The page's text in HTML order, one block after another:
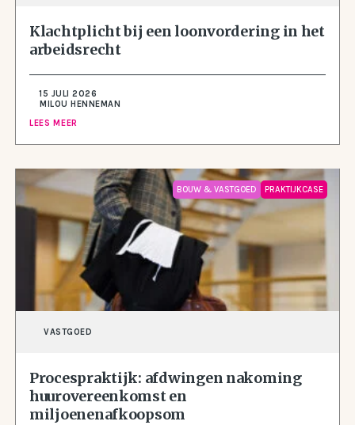
Klachtplicht bij een loonvordering in het
arbeidsrecht
15 JULI 2026
MILOU HENNEMAN
LEES MEER
BOUW & VASTGOED PRAKTIJKCASE
VASTGOED
Procespraktijk: afdwingen nakoming
huurovereenkomst en
miljoenenafkoopsom